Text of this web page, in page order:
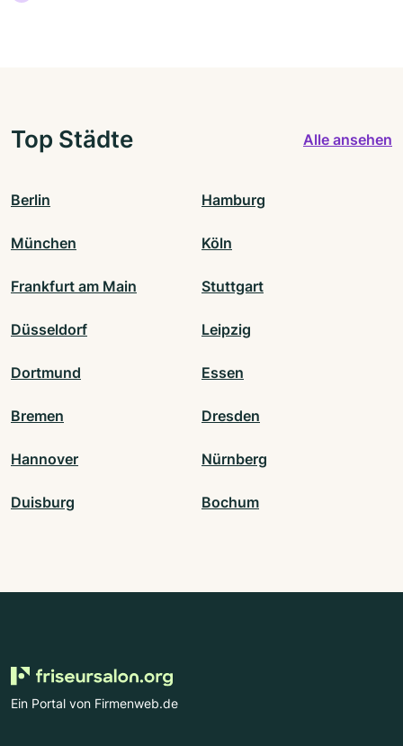
Top Städte Alle ansehen
Berlin Hamburg
München Köln
Frankfurt am Main Stuttgart
Düsseldorf Leipzig
Dortmund Essen
Bremen Dresden
Hannover Nürnberg
Duisburg Bochum
Ein Portal von Firmenweb.de